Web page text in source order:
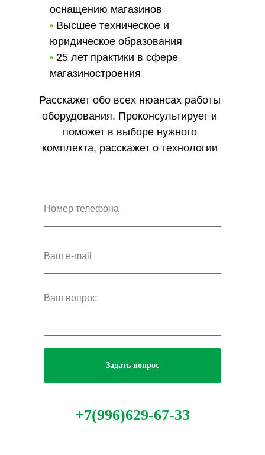
оснащению магазинов
• Высшее техническое и
юридическое образования
• 25 лет практики в сфере
магазиностроения
Расскажет обо всех нюансах работы
оборудования. Проконсультирует и
поможет в выборе нужного
комплекта, расскажет о технологии
Задать вопрос
+7(996)629-67-33